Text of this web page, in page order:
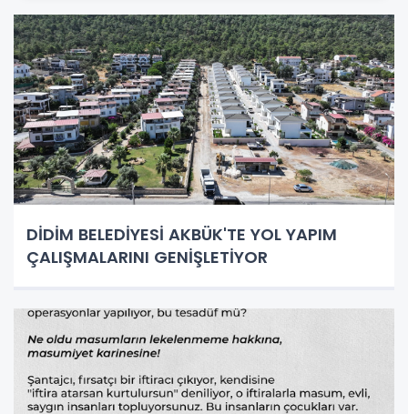
DİDİM BELEDİYESİ AKBÜK'TE YOL YAPIM
ÇALIŞMALARINI GENİŞLETİYOR